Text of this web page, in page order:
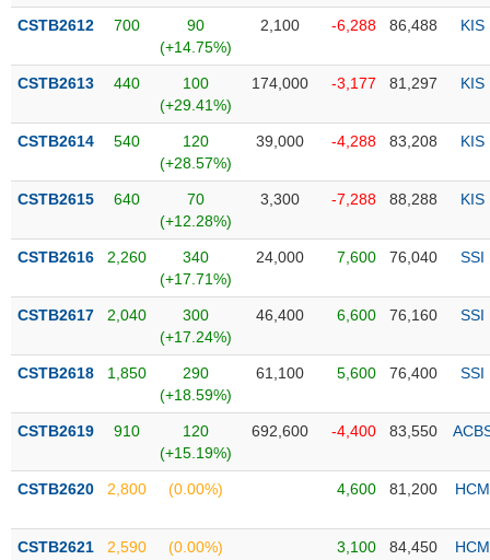
được
quỹ
mục
ETF
Cổ
chi
tiết
Tổng
quan
Giao
dịch
Tài
chính
Phân
tích
thuật
CSTB2612 700
90
(+14.75%)
2,100 -6,288 86,488 KIS
CSTB2613 440
100
(+29.41%)
174,000 -3,177 81,297 KIS
CSTB2614 540
120
(+28.57%)
39,000 -4,288 83,208 KIS
CSTB2615 640
70
(+12.28%)
3,300 -7,288 88,288 KIS
CSTB2616 2,260
340
(+17.71%)
24,000 7,600 76,040 SSI
CSTB2617 2,040
300
(+17.24%)
46,400 6,600 76,160 SSI
CSTB2618 1,850
290
(+18.59%)
61,100 5,600 76,400 SSI
CSTB2619 910
120
(+15.19%)
692,600 -4,400 83,550
CSTB2620 2,800 (0.00%) 4,600 81,200 HCM
CSTB2621 2,590 (0.00%) 3,100 84,450 HCM
DỮ
MỚI
Ngành
(-)
VS-
LƯỢNG